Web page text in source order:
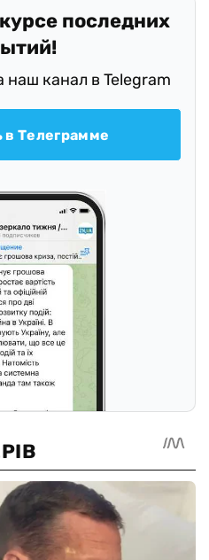
последних
канал в Telegram
в Телеграмме